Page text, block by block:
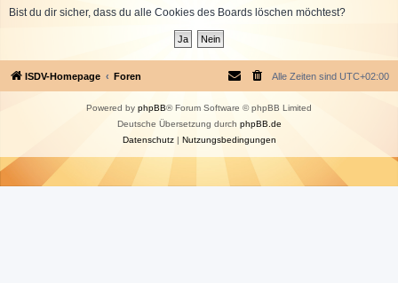
Bist du dir sicher, dass du alle Cookies des Boards löschen möchtest?
ISDV-Homepage Foren Alle Zeiten sind UTC+02:00
Powered by phpBB® Forum Software © phpBB Limited
Deutsche Übersetzung durch phpBB.de
Datenschutz| Nutzungsbedingungen